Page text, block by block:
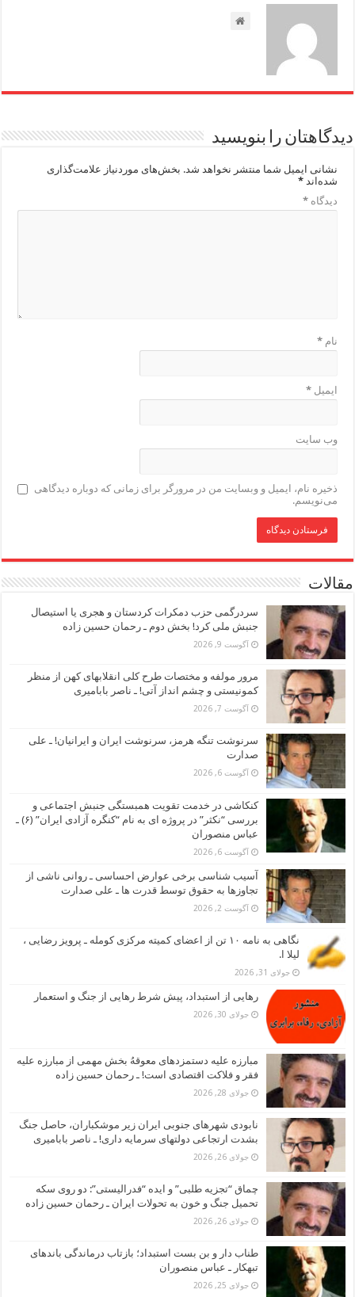
دیدگاهتان را بنویسید
نشانی ایمیل شما منتشر نخواهد شد. بخش‌های موردنیاز علامت‌گذاری
شده‌اند*
دیدگاه*
نام*
ایمیل*
وب‌ سایت
ذخیره نام، ایمیل و وبسایت من در مرورگر برای زمانی که دوباره دیدگاهی
می‌نویسم.
مقالات
سردرگمی حزب دمکرات کردستان و هجری یا استیصال
جنبش ملی کرد! بخش دوم ـ رحمان حسین زاده
آگوست 9, 2026
مرور مولفه و مختصات طرح کلی انقلابهای کهن از منظر
کمونیستی و چشم انداز آتی! ـ ناصر بابامیری
آگوست 7, 2026
سرنوشت تنگه هرمز، سرنوشت ایران و ایرانیان! ـ علی
صدارت
آگوست 6, 2026
کنکاشی در خدمت تقویت همبستگی جنبش اجتماعی و
بررسی “نکثر” در پروژه ای به نام “کنگره آزادی ایران” (۶) ـ
عباس منصوران
آگوست 6, 2026
آسیب شناسی برخی عوارض احساسی ـ روانی ناشی از
تجاوزها به حقوق توسط قدرت ها ـ علی صدارت
آگوست 2, 2026
نگاهی به نامه ۱۰ تن از اعضای کمیته مرکزی کومله ـ پرویز رضایی ،
لیلا ا.
جولای 31, 2026
رهایی از استبداد، پیش شرط رهایی از جنگ و استعمار
جولای 30, 2026
مبارزه علیه دستمزدهای معوقهُ بخش مهمی از مبارزه علیه
فقر و فلاکت اقتصادی است! ـ رحمان حسین زاده
جولای 28, 2026
نابودی شهرهای جنوبی ایران زیر موشکباران، حاصل جنگ
بشدت ارتجاعی دولتهای سرمایه داری! ـ ناصر بابامیری
جولای 26, 2026
چماق “تجزیه طلبی” و ایده “فدرالیستی”: دو روی سکه
تحمیل جنگ و خون به تحولات ایران ـ رحمان حسین زاده
جولای 26, 2026
طناب دار و بن بست استبداد؛ بازتاب درماندگی باندهای
تبهکار ـ عباس منصوران
جولای 25, 2026